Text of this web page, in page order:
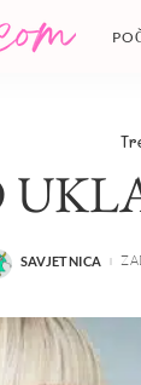
POSTED
SAVJETNICA